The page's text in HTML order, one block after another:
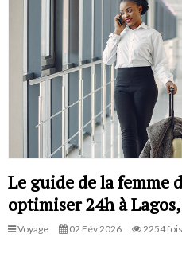
Le guide de la femme
optimiser 24h à
Voyage 02 Fév 2026 2254 fois